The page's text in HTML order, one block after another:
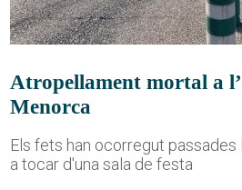
Atropellament mortal a
Menorca
Els fets han ocorregut passades
a tocar d'una sala de festa